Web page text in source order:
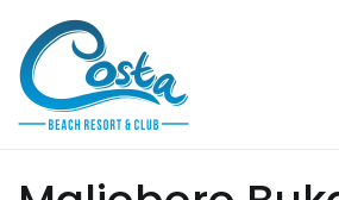
content